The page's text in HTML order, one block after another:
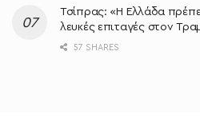
Τσίπρας: «Η Ελλάδα
λευκές επιταγές στον
57 SHARES